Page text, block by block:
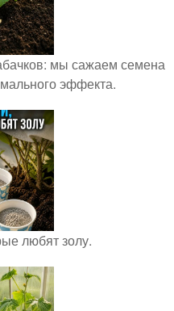
мы сажаем семена
эффекта.
любят золу.